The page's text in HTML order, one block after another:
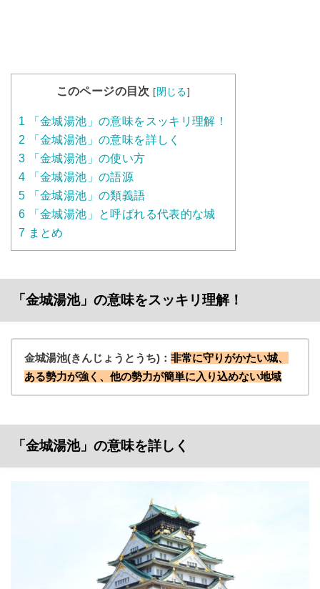
このページの目次 [閉じる]
1 「金城湯池」の意味をスッキリ理解！
2 「金城湯池」の意味を詳しく
3 「金城湯池」の使い方
4 「金城湯池」の語源
5 「金城湯池」の類義語
6 「金城湯池」と呼ばれる代表的な城
7 まとめ
「金城湯池」の意味をスッキリ理解！
金城湯池(きんじょうとうち)： 非常に守りがかたい城、
ある勢力が強く、他の勢力が簡単に入り込めない地域
「金城湯池」の意味を詳しく